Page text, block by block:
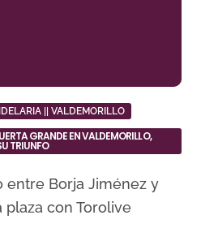
|| VALDEMORILLO
GRANDE EN VALDEMORILLO,
TRIUNFO
plaza con Torolive